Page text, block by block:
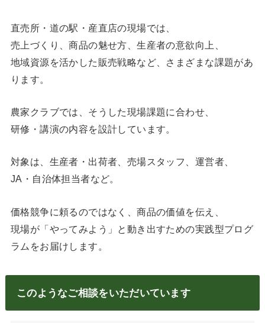
直売所・道の駅・産直店の現場では、
売上づくり、商品の魅せ方、生産者の意欲向上、
地域資源を活かした販売戦略など、さまざまな課題があ
ります。
農家クラブでは、そうした現場課題に合わせ、
研修・講演の内容を設計しています。
対象は、生産者・出荷者、売場スタッフ、運営者、
JA・自治体担当者など。
価格競争に頼るのではなく、商品の価値を伝え、
現場が「やってみよう」と動き出すための実践型プログ
ラムをお届けします。
このようなご相談をいただいています